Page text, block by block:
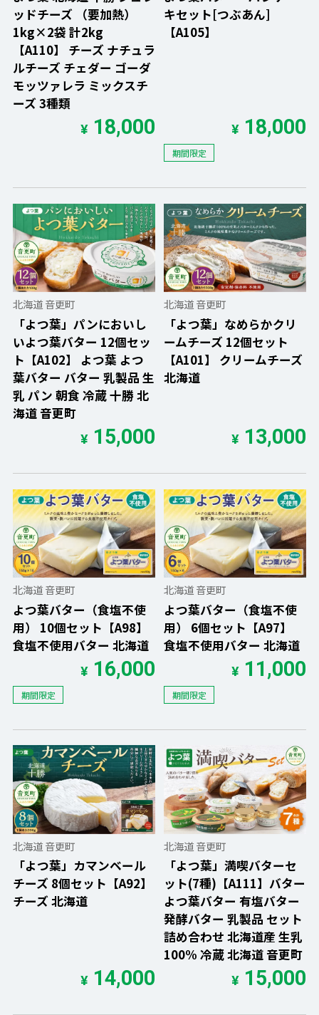
ッドチーズ （要加熱）
1kg×2袋 計2kg
【A110】 チーズ ナチュラ
ルチーズ チェダー ゴーダ
モッツァレラ ミックスチ
ーズ 3種類
¥18,000
キセット[つぶあん]
【A105】
¥18,000
期間限定
北海道 音更町
「よつ葉」パンにおいし
いよつ葉バター 12個セッ
ト【A102】 よつ葉 よつ
葉バター バター 乳製品 生
乳 パン 朝食 冷蔵 十勝 北
海道 音更町
¥15,000
北海道 音更町
「よつ葉」なめらかクリ
ームチーズ 12個セット
【A101】 クリームチーズ
北海道
¥13,000
北海道 音更町
よつ葉バター（食塩不使
用） 10個セット【A98】
食塩不使用バター 北海道
¥16,000
期間限定
北海道 音更町
よつ葉バター（食塩不使
用） 6個セット【A97】
食塩不使用バター 北海道
¥11,000
期間限定
北海道 音更町
「よつ葉」カマンベール
チーズ 8個セット【A92】
チーズ 北海道
¥14,000
北海道 音更町
「よつ葉」満喫バターセ
ット(7種)【A111】バター
よつ葉バター 有塩バター
発酵バター 乳製品 セット
詰め合わせ 北海道産 生乳
100% 冷蔵 北海道 音更町
¥15,000